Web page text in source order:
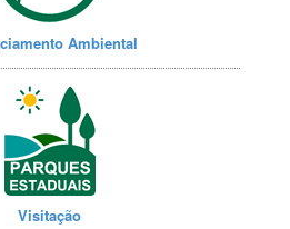
Ambiental
Visitação